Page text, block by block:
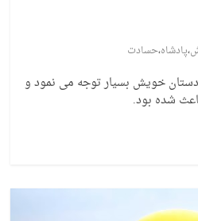
،پادشاه،حسادت
خویش بسیار توجه می نمود و
شده بود.